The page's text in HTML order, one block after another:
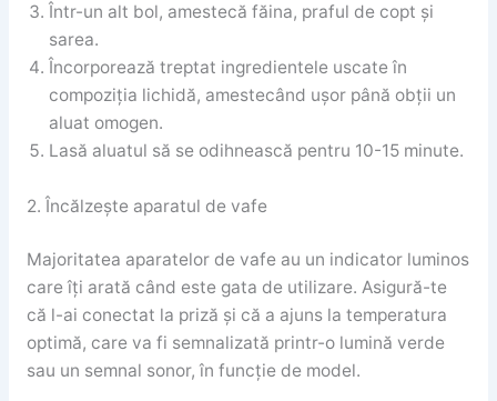
Într-un alt bol, amestecă făina, praful de copt și
sarea.
Încorporează treptat ingredientele uscate în
compoziția lichidă, amestecând ușor până obții un
aluat omogen.
Lasă aluatul să se odihnească pentru 10-15 minute.
2. Încălzește aparatul de vafe
Majoritatea aparatelor de vafe au un indicator luminos
care îți arată când este gata de utilizare. Asigură-te
că l-ai conectat la priză și că a ajuns la temperatura
optimă, care va fi semnalizată printr-o lumină verde
sau un semnal sonor, în funcție de model.